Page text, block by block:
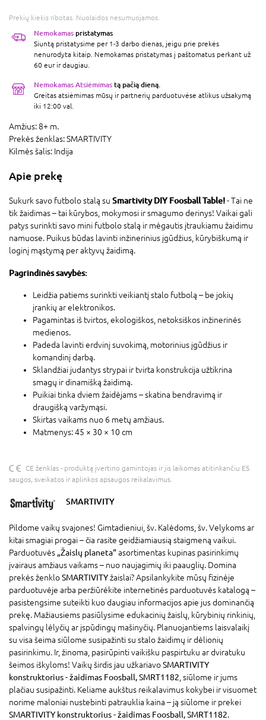
Prekių kiekis ribotas. Nuolaidos nesumuojamos.
Nemokamas pristatymas
Siuntą pristatysime per 1-3 darbo dienas, jeigu prie prekės
nenurodyta kitaip. Nemokamas pristatymas į paštomatus perkant už
60 eur ir daugiau.
Nemokamas Atsiėmimas tą pačią dieną.
Greitas atsiėmimas mūsų ir partnerių parduotuvėse atlikus užsakymą
iki 12:00 val.
Amžius: 8+ m.
Prekės ženklas:SMARTIVITY
Kilmės šalis: Indija
Apie prekę
Sukurk savo futbolo stalą su Smartivity DIY Foosball Table!- Tai ne
tik žaidimas – tai kūrybos, mokymosi ir smagumo derinys! Vaikai gali
patys surinkti savo mini futbolo stalą ir mėgautis įtraukiamu žaidimu
namuose. Puikus būdas lavinti inžinerinius įgūdžius, kūrybiškumą ir
loginį mąstymą per aktyvų žaidimą.
Pagrindinės savybės:
Leidžia patiems surinkti veikiantį stalo futbolą – be jokių
įrankių ar elektronikos.
Pagamintas iš tvirtos, ekologiškos, netoksiškos inžinerinės
medienos.
Padeda lavinti erdvinį suvokimą, motorinius įgūdžius ir
komandinį darbą.
Sklandžiai judantys strypai ir tvirta konstrukcija užtikrina
smagų ir dinamišką žaidimą.
Puikiai tinka dviem žaidėjams – skatina bendravimą ir
draugišką varžymąsi.
Skirtas vaikams nuo 6 metų amžiaus.
Matmenys: 45 × 30 × 10 cm
CE ženklas - produktą įvertino gamintojas ir jis laikomas atitinkančiu ES
saugos, sveikatos ir aplinkos apsaugos reikalavimus.
SMARTIVITY
Pildome vaikų svajones! Gimtadieniui, šv. Kalėdoms, šv. Velykoms ar
kitai smagiai progai – čia rasite geidžiamiausią staigmeną vaikui.
Parduotuvės „Žaislų planeta“asortimentas kupinas pasirinkimų
įvairaus amžiaus vaikams – nuo naujagimių iki paauglių. Domina
prekės ženkloSMARTIVITYžaislai? Apsilankykite mūsų fizinėje
parduotuvėje arba peržiūrėkite internetinės parduotuvės katalogą –
pasistengsime suteikti kuo daugiau informacijos apie jus dominančią
prekę. Mažiausiems pasiūlysime edukacinių žaislų, kūrybinių rinkinių,
spalvingų lėlyčių ar įspūdingų mašinyčių. Planuojantiems laisvalaikį
su visa šeima siūlome susipažinti su stalo žaidimų ir dėlionių
pasirinkimu. Ir, žinoma, pasirūpinti vaikišku paspirtuku ar dviratuku
šeimos iškyloms! Vaikų širdis jau užkariavoSMARTIVITY
konstruktorius - žaidimas Foosball, SMRT1182 , siūlome ir jums
plačiau susipažinti. Keliame aukštus reikalavimus kokybei ir visuomet
norime maloniai nustebinti patrauklia kaina – ją siūlome ir prekei
SMARTIVITY konstruktorius - žaidimas Foosball, SMRT1182.